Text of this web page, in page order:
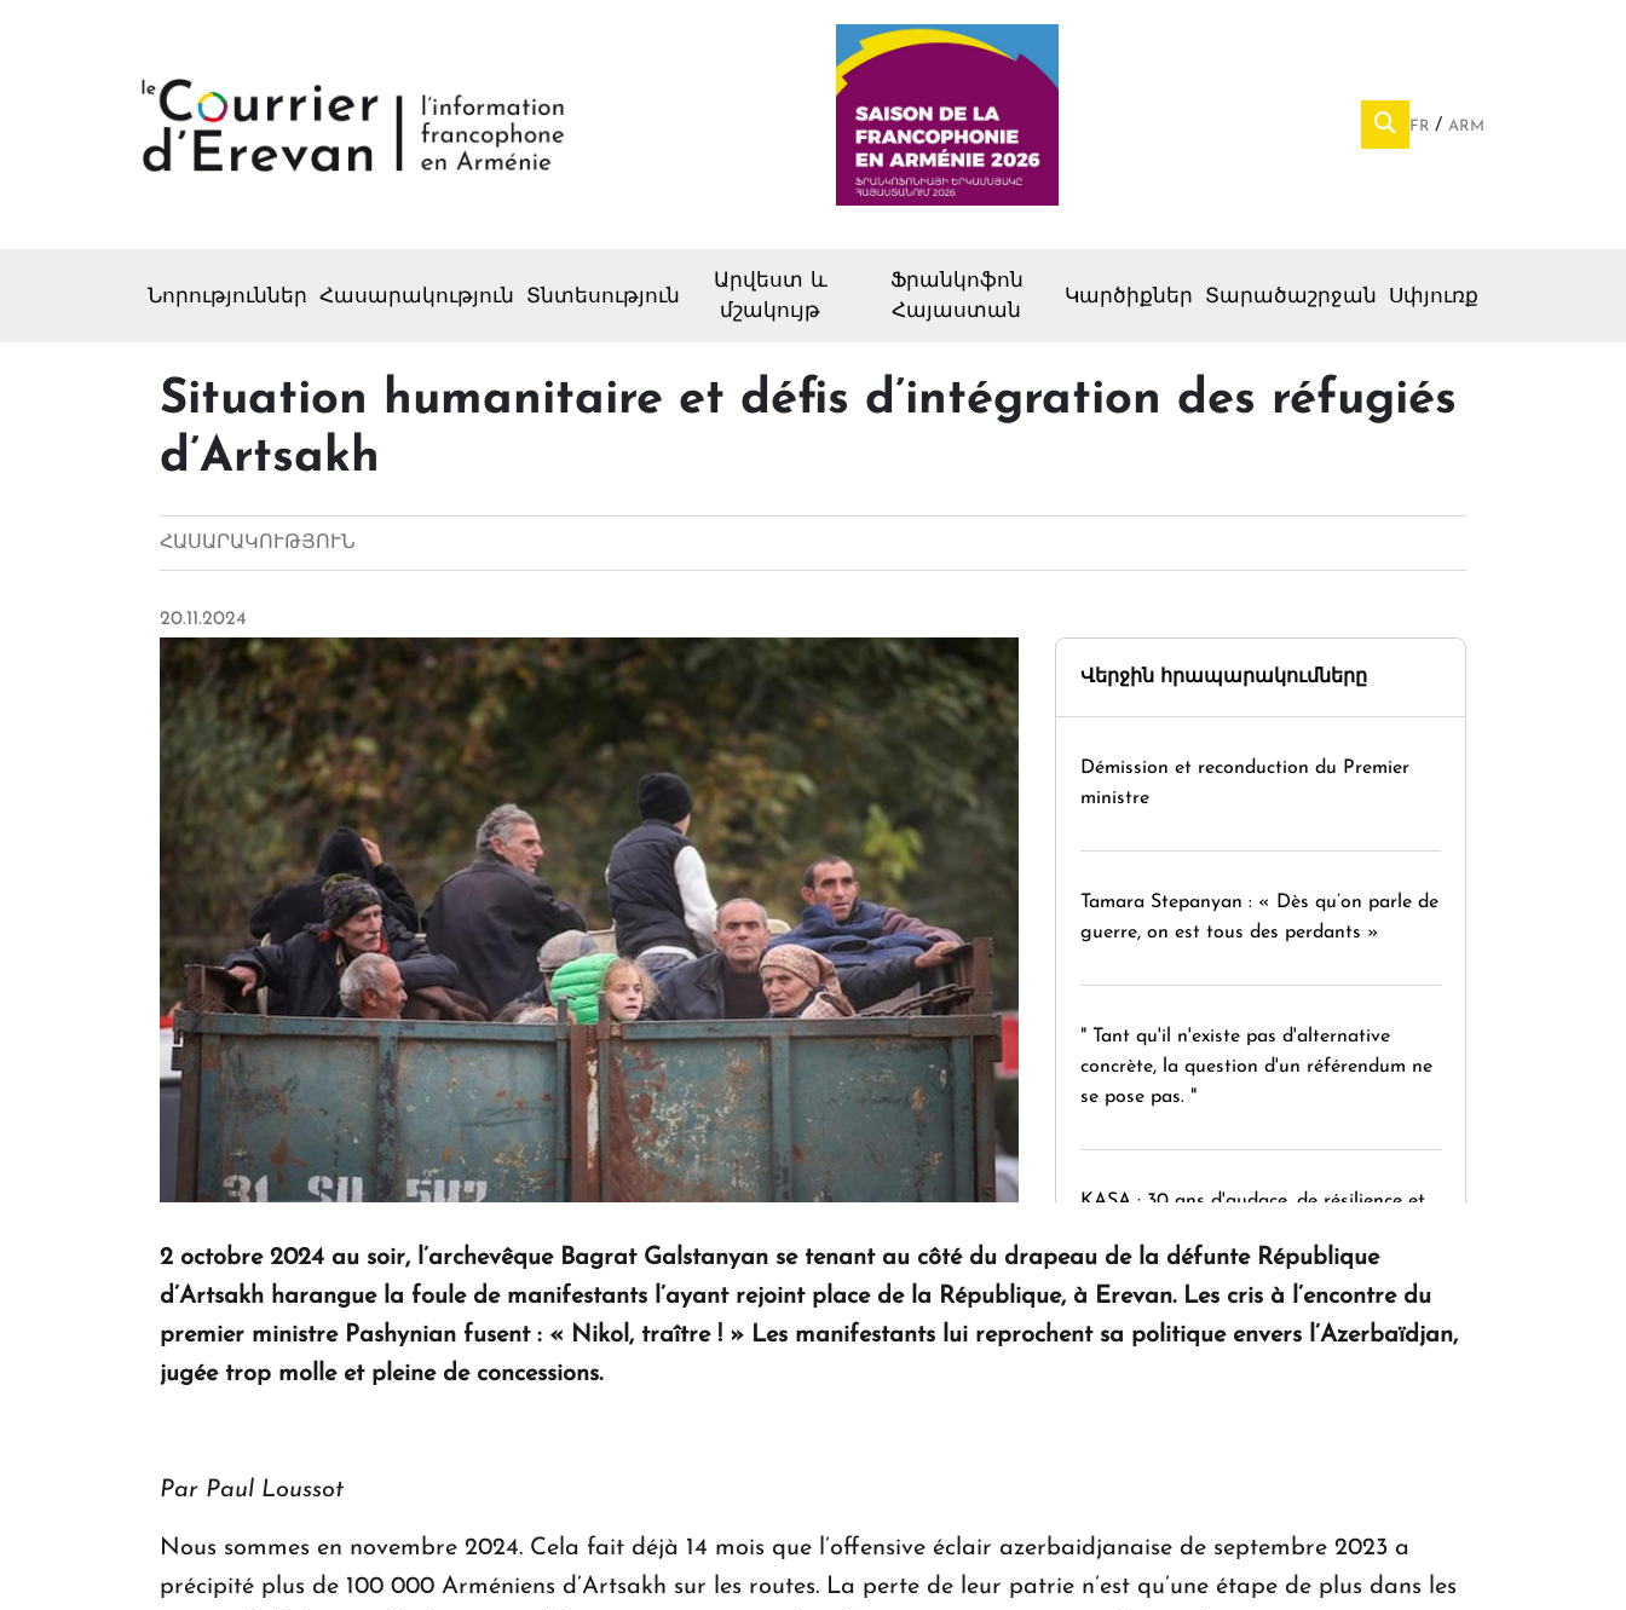
FR ARM
Նորություններ Հասարակություն Տնտեսություն
Արվեստ և
մշակույթ
Ֆրանկոֆոն
Հայաստան
Կարծիքներ Տարածաշրջան Սփյուռք
Situation humanitaire et défis d’intégration des réfugiés
d’Artsakh
ՀԱՍԱՐԱԿՈՒԹՅՈՒՆ
20.11.2024
Վերջին հրապարակումները
Démission et reconduction du Premier
ministre
Tamara Stepanyan : « Dès qu’on parle de
guerre, on est tous des perdants »
" Tant qu'il n'existe pas d'alternative
concrète, la question d'un référendum ne
se pose pas. "
KASA : 30 ans d'audace, de résilience et
Le premier hôtel Hyatt Regency
2 octobre 2024 au soir, l’archevêque Bagrat Galstanyan se tenant au côté du drapeau de la défunte République
d’Artsakh harangue la foule de manifestants l’ayant rejoint place de la République, à Erevan. Les cris à l’encontre du
premier ministre Pashynian fusent : « Nikol, traître ! » Les manifestants lui reprochent sa politique envers l’Azerbaïdjan,
jugée trop molle et pleine de concessions.
Par Paul Loussot
Nous sommes en novembre 2024. Cela fait déjà 14 mois que l’offensive éclair azerbaidjanaise de septembre 2023 a
précipité plus de 100 000 Arméniens d’Artsakh sur les routes. La perte de leur patrie n’est qu’une étape de plus dans les